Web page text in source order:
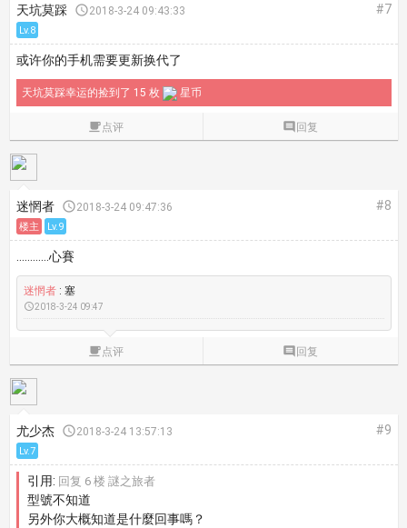
天坑莫踩 2018-3-24 09:43:33 #7
Lv.8
或许你的手机需要更新换代了
天坑莫踩幸运的捡到了 15 枚 星币
点评  回复
迷惘者 2018-3-24 09:47:36 #8
楼主 Lv.9
…………心賽
迷惘者: 塞
2018-3-24 09:47
点评  回复
尤少杰 2018-3-24 13:57:13 #9
Lv.7
引用: 回复 6 楼 謎之旅者
型號不知道
另外你大概知道是什麼回事嗎？